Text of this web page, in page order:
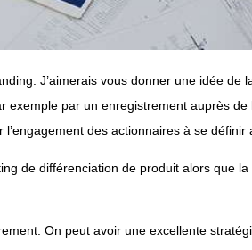
J’aimerais vous donner une idée de
par un enregistrement auprès de
des actionnaires à se définir
de différenciation de produit alors que
On peut avoir une excellente